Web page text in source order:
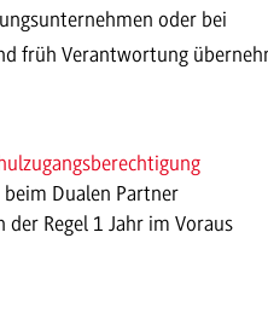
oder bei
früh Verantwortung
Dualen Partner
Regel 1 Jahr im Voraus